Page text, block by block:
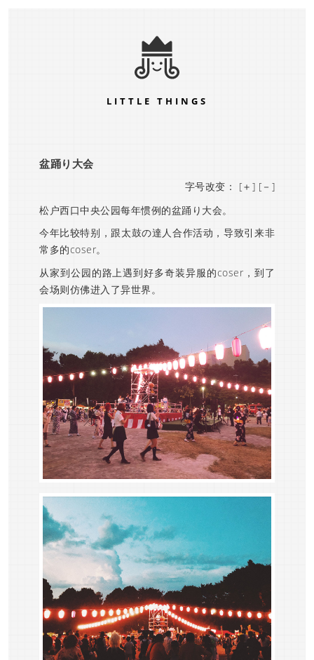
LITTLE THINGS
盆踊り大会
字号改变： [＋] [－]
松户西口中央公园每年惯例的盆踊り大会。
今年比较特别，跟太鼓の達人合作活动，导致引来非
常多的coser。
从家到公园的路上遇到好多奇装异服的coser，到了
会场则仿佛进入了异世界。